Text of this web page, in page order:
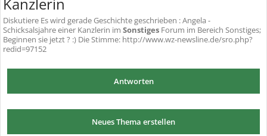
Diskutiere Es wird gerade Geschichte geschrieben : Angela -
Schicksalsjahre einer Kanzlerin im Sonstiges Forum im Bereich Sonstiges;
Beginnen sie jetzt ? :) Die Stimme: http://www.wz-newsline.de/sro.php?
redid=97152
Antworten
Neues Thema erstellen